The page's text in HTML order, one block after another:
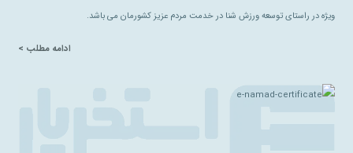
ویژه در راستای توسعه ورزش شنا در خدمت مردم عزیز کشورمان می باشد.
ادامه مطلب >